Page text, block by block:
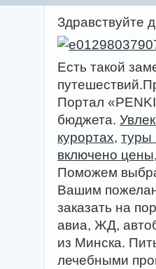
Здравствуйте
Есть такой
Портал
бюджета.
курортах, туры
включено цены
Поможем
Вашим
заказать на
авиа, ЖД,
из Минска.
лечебными